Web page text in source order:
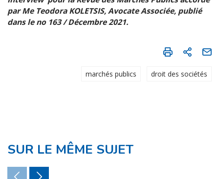
par Me Teodora KOLETSIS, Avocate Associée, publié
dans le no 163 / Décembre 2021.
marchés publics droit des sociétés
SUR LE MÊME SUJET